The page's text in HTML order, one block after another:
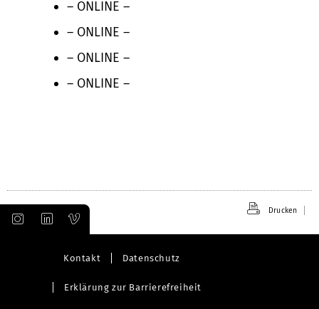
– ONLINE –
– ONLINE –
– ONLINE –
– ONLINE –
Drucken
Kontakt Datenschutz
Erklärung zur Barrierefreiheit